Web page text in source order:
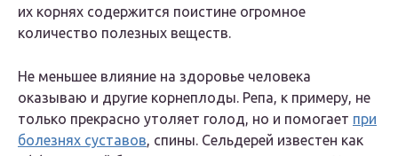
их корнях содержится поистине огромное
количество полезных веществ.
Не меньшее влияние на здоровье человека
оказываю и другие корнеплоды. Репа, к примеру, не
только прекрасно утоляет голод, но и помогает при
болезнях суставов, спины. Сельдерей известен как